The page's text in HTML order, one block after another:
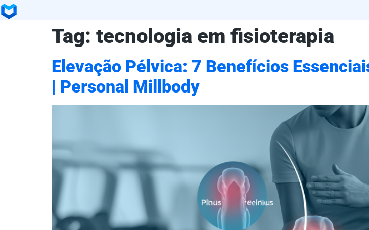
Tag: tecnologia em fisioterapia
Elevação Pélvica: 7 Benefícios
| Personal Millbody